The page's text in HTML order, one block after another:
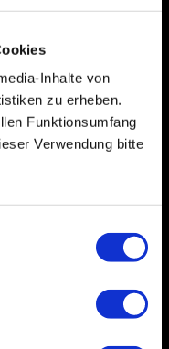
Inhalte von
zu erheben.
Funktionsumfang
Verwendung bitte